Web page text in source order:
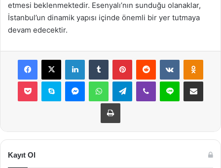
etmesi beklenmektedir. Esenyalı’nın sunduğu olanaklar,
İstanbul’un dinamik yapısı içinde önemli bir yer tutmaya
devam edecektir.
Facebook
X LinkedInTumblr PinterestReddit VKontakte
Pocket Skype MessengerWhatsAppTelegramViber Line E-Posta ile
Yazdır
Kayıt Ol